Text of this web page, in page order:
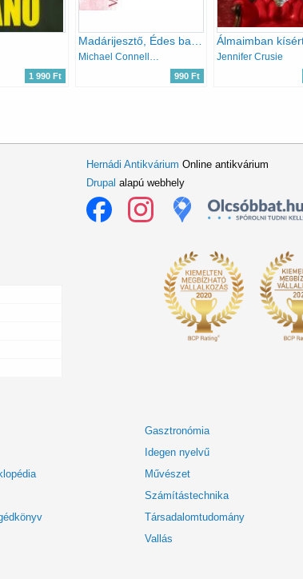
1 990 Ft
Michael Connelly, Kevin Alan Milne, C. J. Box, Patrick Taylor
990 Ft
Álmaimban
Jennifer Crusie
Hernádi Antikvárium Online antikvárium
Drupal alapú webhely
Gasztronómia
Idegen nyelvű
Művészet
Számítástechnika
Társadalomtudomány
Vallás